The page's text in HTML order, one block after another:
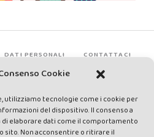
Cookie
utilizziamo tecnologie come i cookie per
del dispositivo. Il consenso a
elaborare dati come il comportamento
sito. Non acconsentire o ritirare il
DATI PERSONALI CONTATTACI